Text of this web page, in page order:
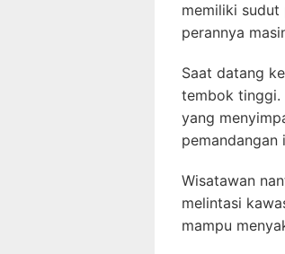
memiliki
perannya
Saat datang
tembok tinggi.
yang
pemandangan
Wisatawan
melintasi
mampu